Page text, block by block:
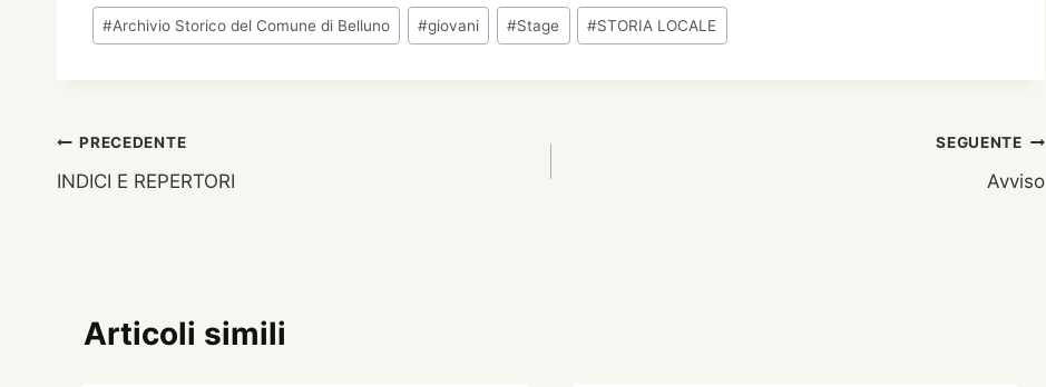
Tag
articolo:
#Archivio Storico del Comune di Belluno #giovani #Stage #STORIA LOCALE
Navigazione
articoli
PRECEDENTE
INDICI E REPERTORI
SEGUENTE
Avviso
Articoli simili